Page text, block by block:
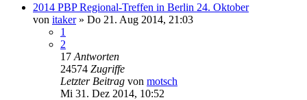
2014 PBP Regional-Treffen in Berlin 24. Oktober
von itaker» Do 21. Aug 2014, 21:03
1
2
17 Antworten
24574 Zugriffe
Letzter Beitrag von motsch
Mi 31. Dez 2014, 10:52